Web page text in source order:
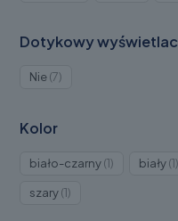
Dotykowy
Nie 7Produkty
Kolor
biało-czarny 1Produktbiały 1
szary 1Produkt